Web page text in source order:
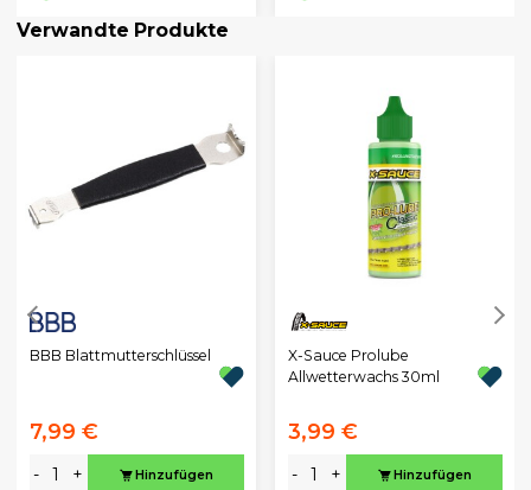
Verwandte Produkte
BBB Blattmutterschlüssel
7,99 €
- + Hinzufügen
X-Sauce Prolube
Allwetterwachs 30ml
3,99 €
- + Hinzufügen